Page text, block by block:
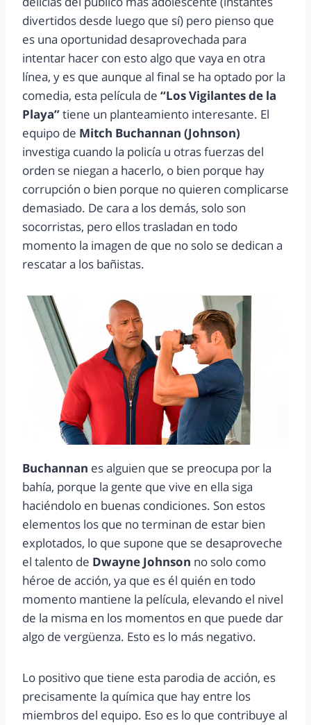
divertidos desde luego que sí) pero pienso que
es una oportunidad desaprovechada para
intentar hacer con esto algo que vaya en otra
línea, y es que aunque al final se ha optado por la
comedia, esta película de “Los Vigilantes de la
Playa”tiene un planteamiento interesante. El
equipo de Mitch Buchannan (Johnson)
investiga cuando la policía u otras fuerzas del
orden se niegan a hacerlo, o bien porque hay
corrupción o bien porque no quieren complicarse
demasiado. De cara a los demás, solo son
socorristas, pero ellos trasladan en todo
momento la imagen de que no solo se dedican a
rescatar a los bañistas.
Buchannan es alguien que se preocupa por la
bahía, porque la gente que vive en ella siga
haciéndolo en buenas condiciones. Son estos
elementos los que no terminan de estar bien
explotados, lo que supone que se desaproveche
el talento de Dwayne Johnson no solo como
héroe de acción, ya que es él quién en todo
momento mantiene la película, elevando el nivel
de la misma en los momentos en que puede dar
algo de vergüenza. Esto es lo más negativo.
Lo positivo que tiene esta parodia de acción, es
precisamente la química que hay entre los
miembros del equipo. Eso es lo que contribuye al